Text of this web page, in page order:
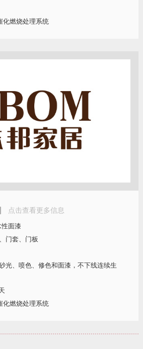
化燃烧处理系统
点击查看更多信息
面漆
门套、门板
光、喷色、修色和面漆，不下线连续生
化燃烧处理系统